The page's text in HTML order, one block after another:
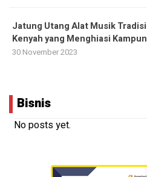
Jatung Utang Alat Musik
Kenyah yang Menghiasi
30 November 2023
Bisnis
No posts yet.